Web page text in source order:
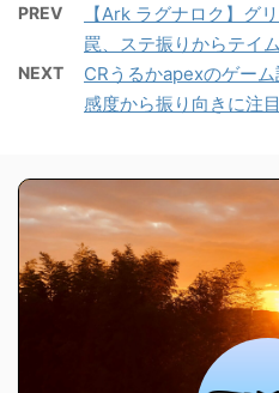
PREV
【Ark ラグナロク】グ
罠、ステ振りからテイ
NEXT
CRうるかapexのゲーム
感度から振り向きに注目